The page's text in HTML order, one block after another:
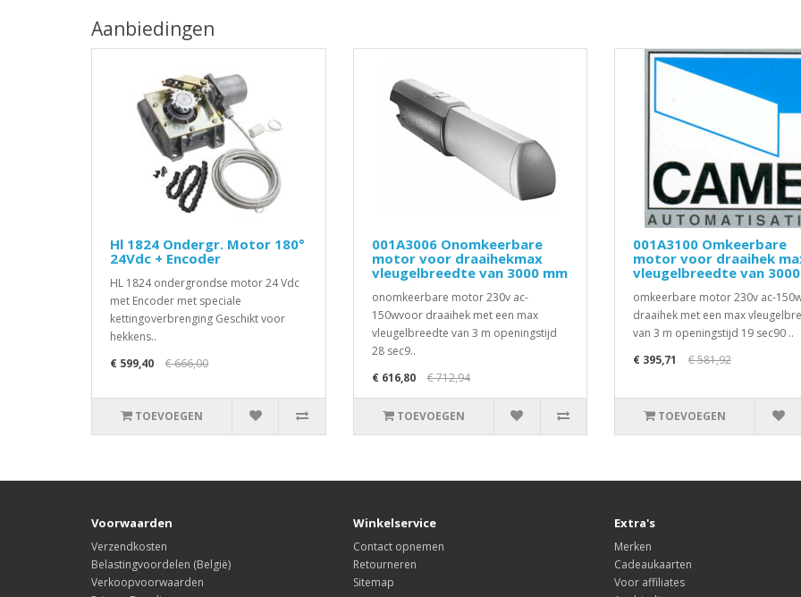
Aanbiedingen
Hl 1824 Ondergr. Motor 180°
24Vdc + Encoder
HL 1824 ondergrondse motor 24 Vdc
met Encoder met speciale
kettingoverbrenging Geschikt voor
hekkens..
€ 599,40
€ 666,00
TOEVOEGEN
001A3006 Onomkeerbare
motor voor draaihekmax
vleugelbreedte van 3000 mm
onomkeerbare motor 230v ac-
150wvoor draaihek met een max
vleugelbreedte van 3 m openingstijd
28 sec9..
€ 616,80
€ 712,94
TOEVOEGEN
001A3100 Omkeerbare
motor voor draaihek
vleugelbreedte van
omkeerbare motor 230v ac-
draaihek met een max
van 3 m openingstijd 19 sec90 ..
€ 395,71
€ 581,92
TOEVOEGEN
Voorwaarden
Verzendkosten
Belastingvoordelen (België)
Verkoopvoorwaarden
Winkelservice
Contact opnemen
Retourneren
Sitemap
Extra's
Merken
Cadeaukaarten
Voor affiliates